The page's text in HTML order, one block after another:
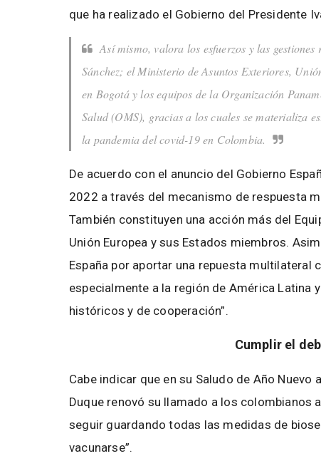
que ha realizado el Gobierno del Presidente
Así mismo, valora los esfuerzos y las
Sánchez; el Ministerio de Asuntos Exteriores,
en Bogotá y los equipos de la Organización
Salud (OMS), gracias a los cuales se materializa
la pandemia del covid-19 en Colombia.
De acuerdo con el anuncio del Gobierno
2022 a través del mecanismo de respuesta
También constituyen una acción más del
Unión Europea y sus Estados miembros.
España por aportar una repuesta multilateral
especialmente a la región de América Latina
históricos y de cooperación”.
Cumplir el
Cabe indicar que en su Saludo de Año
Duque renovó su llamado a los colombianos
seguir guardando todas las medidas de
vacunarse”.